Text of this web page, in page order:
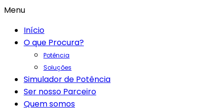
Menu
Início
O que Procura?
Potência
Soluções
Simulador de Potência
Ser nosso Parceiro
Quem somos